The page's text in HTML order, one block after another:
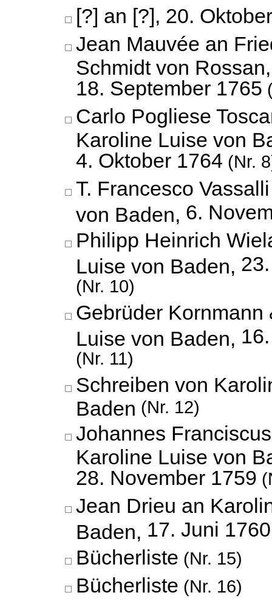
[?] an [?], 20.
Jean Mauvée an
Schmidt von Rossan,
18. September 1765
Carlo Pogliese
Karoline Luise von
4. Oktober 1764 (Nr.
T. Francesco
von Baden, 6.
Philipp Heinrich
Luise von Baden,
(Nr. 10)
Gebrüder
Luise von Baden,
(Nr. 11)
Schreiben von
Baden (Nr. 12)
Johannes
Karoline Luise von
28. November 1759
Jean Drieu an
Baden, 17. Juni 1760
Bücherliste (Nr. 15)
Bücherliste (Nr. 16)